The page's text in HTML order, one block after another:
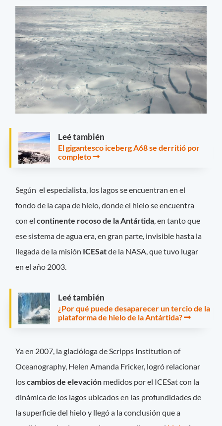
Leé también
El gigantesco iceberg A68 se derritió por
completo
Según el especialista, los lagos se encuentran en el
fondo de la capa de hielo, donde el hielo se encuentra
con elcontinente rocoso de la Antártida, en tanto que
ese sistema de agua era, en gran parte, invisible hasta la
llegada de la misión ICESatde la NASA, que tuvo lugar
en el año 2003.
Leé también
¿Por qué puede desaparecer un tercio de la
plataforma de hielo de la Antártida?
Ya en 2007, la glacióloga de Scripps Institution of
Oceanography, Helen Amanda Fricker, logró relacionar
loscambios de elevación medidos por el ICESat con la
dinámica de los lagos ubicados en las profundidades de
la superficie del hielo y llegó a la conclusión que a